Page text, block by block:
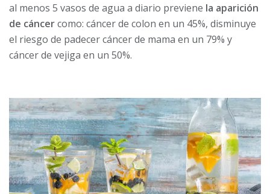
al menos 5 vasos de agua a diario previene la aparición
de cáncercomo: cáncer de colon en un 45%, disminuye
el riesgo de padecer cáncer de mama en un 79% y
cáncer de vejiga en un 50%.